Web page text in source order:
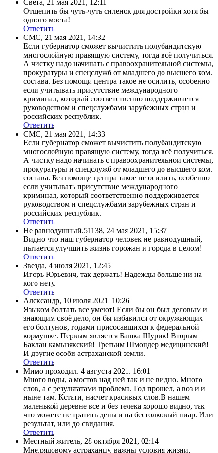
Света, 21 мая 2021, 12:11
Отщепить бы чуть-чуть силенок для достройки хотя бы
одного моста!
Ответить
СМС, 21 мая 2021, 14:32
Если губернатор сможет вычистить полубандитскую
многослойную правящую систему, тогда всё получиться.
А чистку надо начинать с правоохранительной системы,
прокуратуры и спецслужб от младшего до высшего ком.
состава. Без помощи центра такое не осилить, особенно
если учитывать присутствие международного
криминал, который соответственно поддерживается
руководством и спецслужбами зарубежных стран и
российских республик.
Ответить
СМС, 21 мая 2021, 14:33
Если губернатор сможет вычистить полубандитскую
многослойную правящую систему, тогда всё получиться.
А чистку надо начинать с правоохранительной системы,
прокуратуры и спецслужб от младшего до высшего ком.
состава. Без помощи центра такое не осилить, особенно
если учитывать присутствие международного
криминал, который соответственно поддерживается
руководством и спецслужбами зарубежных стран и
российских республик.
Ответить
Не равнодушный.51138, 24 мая 2021, 15:37
Видно что наш губернатор человек не равнодушный,
пытается улучшить жизнь горожан и города в целом!
Ответить
Звезда, 4 июля 2021, 12:45
Игорь Юрьевич, так держать! Надежды больше ни на
кого нету.
Ответить
Александр, 10 июля 2021, 10:26
Языком болтать все умеют! Если бы он был деловым и
знающим своё дело, он бы избавился от окружающих
его болтунов, годами присосавшихся к федеральной
кормушке. Первым является Башка Шурик! Вторым
Баклан камызякский! Третьим Шмондер медицинский!
И другие особи астраханской земли.
Ответить
Мимо проходил, 4 августа 2021, 16:01
Много воды, а мостов над ней так и не видно. Много
слов, а с результатами проблема. Год прошел, а воз и и
ныне там. Кстати, насчет красивых слов.В нашем
маленькой деревне все и без телека хорошо видно, так
что можете не тратить деньги на бестолковый пиар. Или
результат, или до свидания.
Ответить
Местный житель, 28 октября 2021, 02:14
Мне,рядовому астраханцу, важны условия жизни,